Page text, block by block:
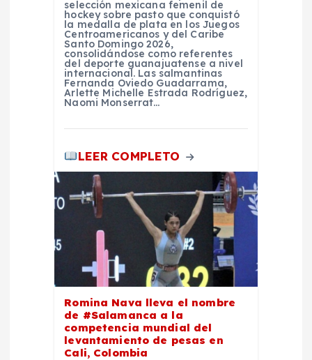
selección mexicana femenil de
hockey sobre pasto que conquistó
la medalla de plata en los Juegos
Centroamericanos y del Caribe
Santo Domingo 2026,
consolidándose como referentes
del deporte guanajuatense a nivel
internacional. Las salmantinas
Fernanda Oviedo Guadarrama,
Arlette Michelle Estrada Rodríguez,
Naomi Monserrat…
LEER COMPLETO
Romina Nava lleva el nombre
de #Salamanca a la
competencia mundial del
levantamiento de pesas en
Cali, Colombia